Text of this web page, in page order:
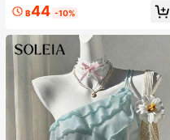
8 Pro Max ตกแต่งหัวใจสไตล์สวยงาม
#3 ขายดี
ใน ลายทาง เคสโทรศัพท์
฿44 -10%